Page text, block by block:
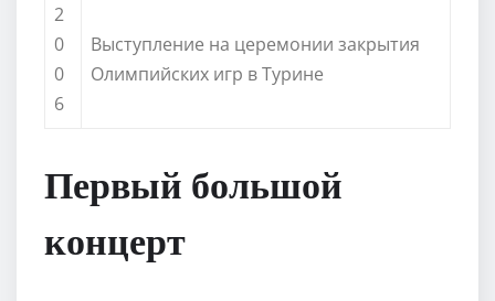
2
0
0
6
Выступление на церемонии закрытия
Олимпийских игр в Турине
Первый большой
концерт